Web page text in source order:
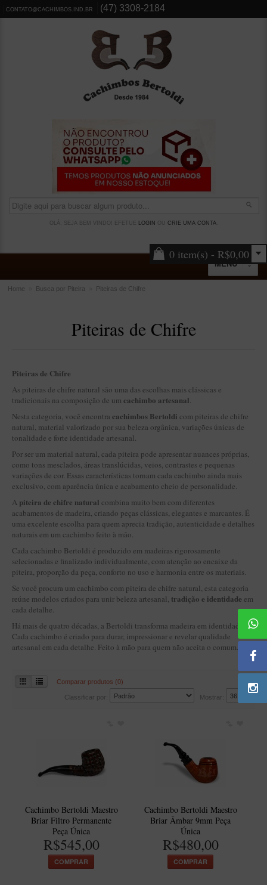
CONTATO@CACHIMBOS.IND.BR (47) 3308-2184
OLÁ, SEJA BEM VINDO! EFETUE LOGIN CRIE UMA CONTA.
0 item(s) - R$0,00
MENU
Dichavadores
Suportes Bertoldi para Cachimbos
Piteiras para Cigarro
Limpadores para Cachimbo
Bolsas para Cachimbo
Cinzeiros
Cortadores de Charuto
Fluidos
BLENDS
Blend Kumbaya
Blends Para Cachimbo
Blends Para Enrolar
D'ora
Geróss
Finamore
Artesão Idelfonso Bertoldi
SUPORTES
Suporte Botinha para 1 cachimbo
Suporte Churchwarden
Home Busca por Piteira Piteiras de Chifre
Piteiras de Chifre
Piteiras de Chifre
As piteiras de chifre natural são uma das escolhas mais clássicas e
tradicionais na composição de um cachimbo artesanal.
Nesta categoria, você encontra cachimbos Bertoldi com piteiras de chifre
natural, material valorizado por sua beleza orgânica, variações únicas de
tonalidade e forte identidade artesanal.
Por ser um material natural, cada piteira pode apresentar nuances próprias,
como tons mesclados, áreas translúcidas, veios, contrastes e pequenas
variações de cor. Essas características tornam cada cachimbo ainda mais
exclusivo, com aparência única e acabamento cheio de personalidade.
A piteira de chifre natural combina muito bem com diferentes
acabamentos de madeira, criando peças clássicas, elegantes e marcantes. É
uma excelente escolha para quem aprecia tradição, autenticidade e detalhes
naturais em um cachimbo feito à mão.
Cada cachimbo Bertoldi é produzido em madeiras rigorosamente
selecionadas e finalizado individualmente, com atenção ao encaixe da
piteira, proporção da peça, conforto no uso e harmonia entre os materiais.
Se você procura um cachimbo com piteira de chifre natural, esta categoria
reúne modelos criados para unir beleza artesanal, tradição e identidade em
cada detalhe.
Há mais de quatro décadas, a Bertoldi transforma madeira em identidade.
Cada cachimbo é criado para durar, impressionar e revelar qualidade
artesanal em cada detalhe. Feito à mão para quem não aceita o comum.
Comparar produtos (0)
Classificar por: Mostrar:
Cachimbo Bertoldi Maestro
Briar Filtro Permanente
Peça Única
R$545,00
COMPRAR
Cachimbo Bertoldi Maestro
Briar Âmbar 9mm Peça
Única
R$480,00
COMPRAR